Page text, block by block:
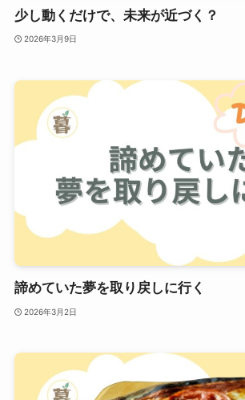
少し動くだけで、未来が近づく？
2026年3月9日
諦めていた夢を取り戻しに行く
2026年3月2日